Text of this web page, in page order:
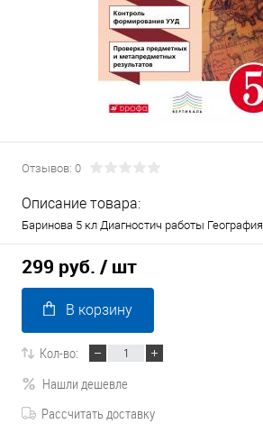
Отзывов: 0
Описание товара:
Баринова 5 кл Диагностич работы География
299 руб. / шт
В корзину
Кол-во:
Нашли дешевле
Рассчитать доставку